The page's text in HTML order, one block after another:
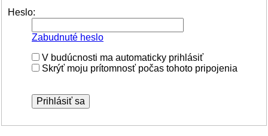
Heslo:
Zabudnuté heslo
V budúcnosti ma automaticky prihlásiť
Skrýť moju prítomnosť počas tohoto pripojenia